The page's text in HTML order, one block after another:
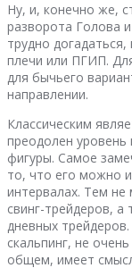
Ну, и, конечно же,
разворота Голова
трудно
плечи или ПГИП.
для бычьего
направлении.
Классическим
преодолен
фигуры. Самое
то, что его можно
интервалах. Тем не
свинг-трейдеров,
дневных
скальпинг, не
общем, имеет